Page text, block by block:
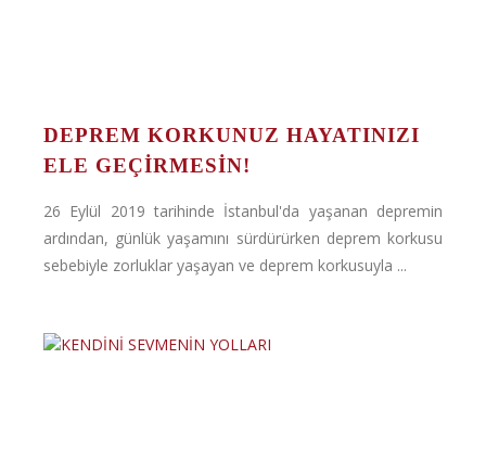
DEPREM KORKUNUZ HAYATINIZI
ELE GEÇIRMESIN!
26 Eylül 2019 tarihinde İstanbul'da yaşanan depremin
ardından, günlük yaşamını sürdürürken deprem korkusu
sebebiyle zorluklar yaşayan ve deprem korkusuyla ...